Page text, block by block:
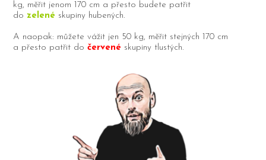
kg, měřit jenom 170 cm a přesto budete patřit
dozelené skupiny hubených.
A naopak: můžete vážit jen 50 kg, měřit stejných 170 cm
a přesto patřit dočervené skupiny tlustých.